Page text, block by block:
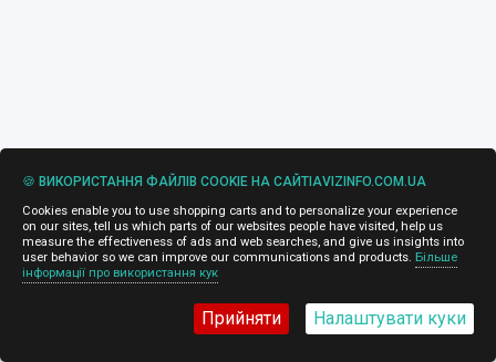
🍪 ВИКОРИСТАННЯ ФАЙЛІВ COOKIE НА САЙТІAVIZINFO.COM.UA
Cookies enable you to use shopping carts and to personalize your experience
on our sites, tell us which parts of our websites people have visited, help us
measure the effectiveness of ads and web searches, and give us insights into
user behavior so we can improve our communications and products. Більше
інформації про використання кук
Прийняти Налаштувати куки